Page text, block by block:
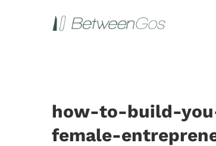
how-to-build-
female-